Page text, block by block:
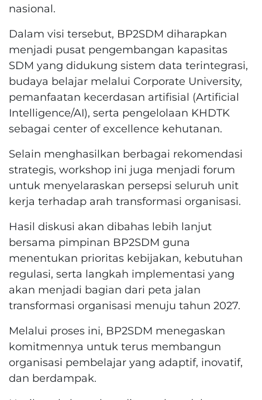
nasional.
Dalam visi tersebut, BP2SDM diharapkan
menjadi pusat pengembangan kapasitas
SDM yang didukung sistem data terintegrasi,
budaya belajar melalui Corporate University,
pemanfaatan kecerdasan artifisial (Artificial
Intelligence/AI), serta pengelolaan KHDTK
sebagai center of excellence kehutanan.
Selain menghasilkan berbagai rekomendasi
strategis, workshop ini juga menjadi forum
untuk menyelaraskan persepsi seluruh unit
kerja terhadap arah transformasi organisasi.
Hasil diskusi akan dibahas lebih lanjut
bersama pimpinan BP2SDM guna
menentukan prioritas kebijakan, kebutuhan
regulasi, serta langkah implementasi yang
akan menjadi bagian dari peta jalan
transformasi organisasi menuju tahun 2027.
Melalui proses ini, BP2SDM menegaskan
komitmennya untuk terus membangun
organisasi pembelajar yang adaptif, inovatif,
dan berdampak.